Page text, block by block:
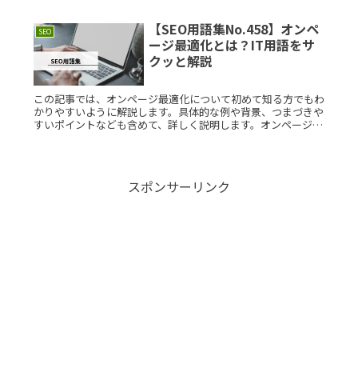
SEO
【SEO用語集No.458】オンペ
ージ最適化とは？IT用語をサ
クッと解説
この記事では、オンページ最適化について初めて知る方でもわ
かりやすいように解説します。具体的な例や背景、つまづきや
すいポイントなども含めて、詳しく説明します。オンページ最
スポンサーリンク